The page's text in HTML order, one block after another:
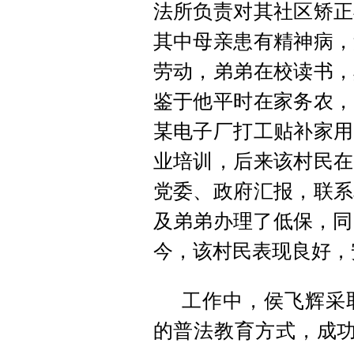
法所负责对其社区矫
其中母亲患有精神病
劳动，弟弟在校读书
鉴于他平时在家务农
某电子厂打工贴补家
业培训，后来该村民
党委、政府汇报，联
及弟弟办理了低保，
今，该村民表现良好
工作中，侯飞辉采
的普法教育方式，成